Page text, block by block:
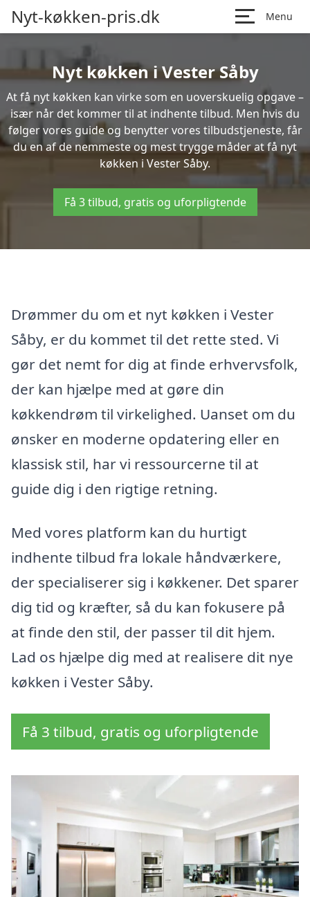
Nyt-køkken-pris.dk Menu
Nyt køkken i Vester Såby
At få nyt køkken kan virke som en uoverskuelig opgave –
især når det kommer til at indhente tilbud. Men hvis du
følger vores guide og benytter vores tilbudstjeneste, får
du en af de nemmeste og mest trygge måder at få nyt
køkken i Vester Såby.
Få 3 tilbud, gratis og uforpligtende
Drømmer du om et nyt køkken i Vester
Såby, er du kommet til det rette sted. Vi
gør det nemt for dig at finde erhvervsfolk,
der kan hjælpe med at gøre din
køkkendrøm til virkelighed. Uanset om du
ønsker en moderne opdatering eller en
klassisk stil, har vi ressourcerne til at
guide dig i den rigtige retning.
Med vores platform kan du hurtigt
indhente tilbud fra lokale håndværkere,
der specialiserer sig i køkkener. Det sparer
dig tid og kræfter, så du kan fokusere på
at finde den stil, der passer til dit hjem.
Lad os hjælpe dig med at realisere dit nye
køkken i Vester Såby.
Få 3 tilbud, gratis og uforpligtende